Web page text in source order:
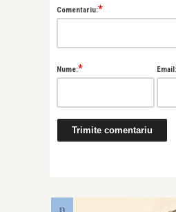
Comentariu:*
Nume:* Email: